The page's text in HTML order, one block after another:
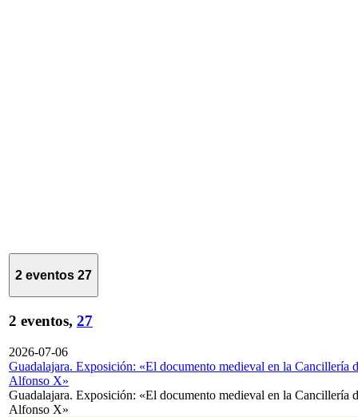
2 eventos 27
2 eventos, 27
2026-07-06
Guadalajara. Exposición: «El documento medieval en la Cancillería
Alfonso X»
Guadalajara. Exposición: «El documento medieval en la Cancillería
Alfonso X»